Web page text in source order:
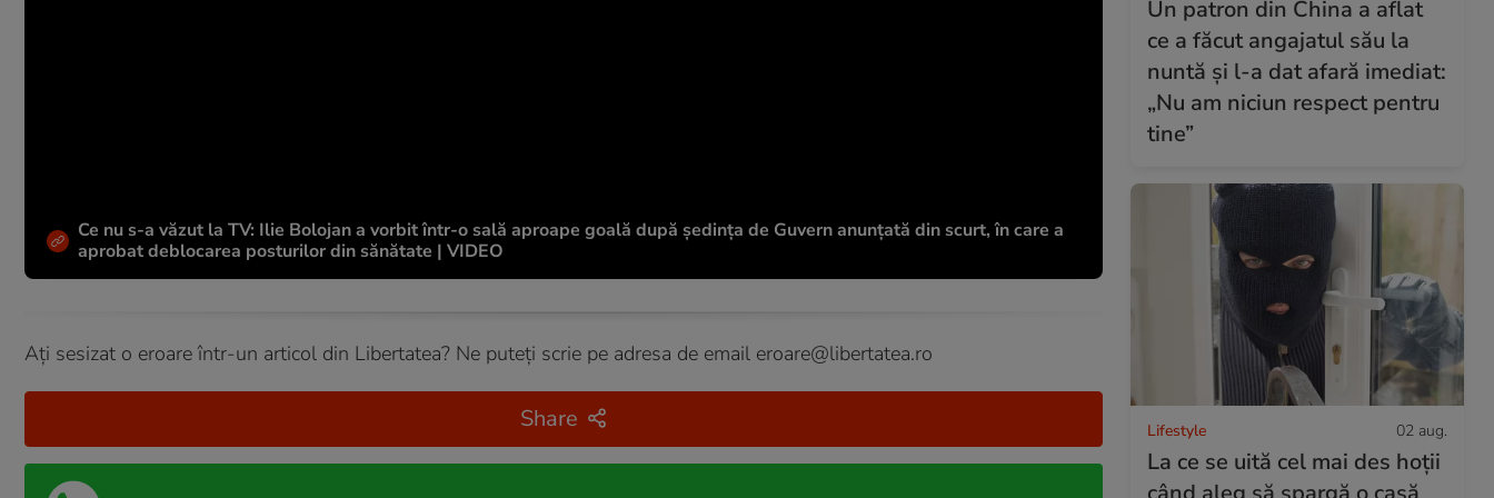
Ce nu s-a văzut la TV: Ilie Bolojan a vorbit într-o sală aproape goală după ședința de Guvern anunțată din scurt, în care a
aprobat deblocarea posturilor din sănătate | VIDEO
Ați sesizat o eroare într-un articol din Libertatea? Ne puteți scrie pe adresa de email eroare@libertatea.ro
Share
Un patron din China a aflat
ce a făcut angajatul său la
nuntă și l-a dat afară imediat:
„Nu am niciun respect pentru
tine”
Lifestyle 02 aug.
La ce se uită cel mai des hoții